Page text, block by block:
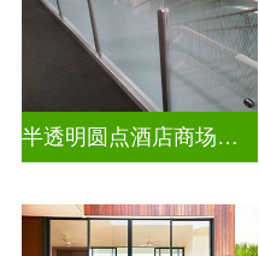
半透明圆点酒店商场彩色渐变玻璃